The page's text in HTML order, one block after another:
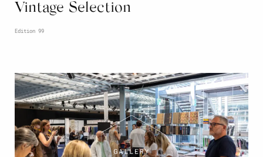
Vintage Selection
Edition 99